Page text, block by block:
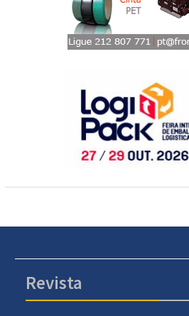
Revista